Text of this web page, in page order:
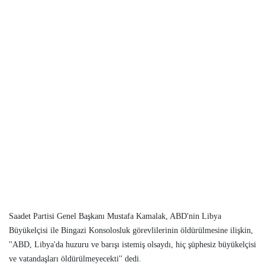
Saadet Partisi Genel Başkanı Mustafa Kamalak, ABD'nin Libya
Büyükelçisi ile Bingazi Konsolosluk görevlilerinin öldürülmesine ilişkin,
''ABD, Libya'da huzuru ve barışı istemiş olsaydı, hiç şüphesiz büyükelçisi
ve vatandaşları öldürülmeyecekti'' dedi.